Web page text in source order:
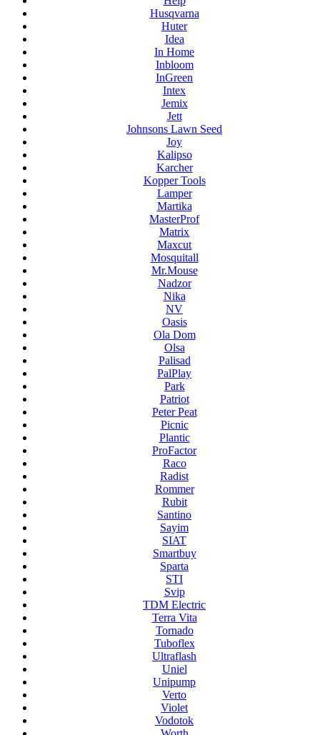
Husqvarna
Huter
Idea
In Home
Inbloom
InGreen
Intex
Jemix
Jett
Johnsons Lawn Seed
Joy
Kalipso
Karcher
Kopper Tools
Lamper
Martika
MasterProf
Matrix
Maxcut
Mosquitall
Mr.Mouse
Nadzor
Nika
NV
Oasis
Ola Dom
Olsa
Palisad
PalPlay
Park
Patriot
Peter Peat
Picnic
Plantic
ProFactor
Raco
Radist
Rommer
Rubit
Santino
Sayim
SIAT
Smartbuy
Sparta
STI
Svip
TDM Electric
Terra Vita
Tornado
Tuboflex
Ultraflash
Uniel
Unipump
Verto
Violet
Vodotok